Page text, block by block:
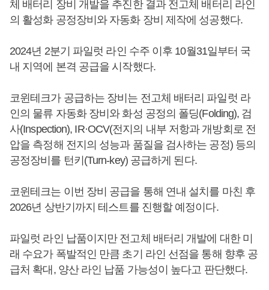
체 배터리 장비 개발을 추진한 결과 전고체 배터리 라인
의 활성화 공정장비와 자동화 장비 제작에 성공했다.
2024년 2분기 파일럿 라인 수주 이후 10월31일부터 국
내 지역에 본격 공급을 시작했다.
코윈테크가 공급하는 장비는 전고체 배터리 파일럿 라
인의 물류 자동화 장비와 화성 공정의 폴딩(Folding), 검
사(Inspection), IR·OCV(전지의 내부 저항과 개방회로 전
압을 측정해 전지의 성능과 품질을 검사하는 공정) 등의
공정장비를 턴키(Turn-key) 공급하게 된다.
코윈테크는 이번 장비 공급을 통해 연내 설치를 마친 후
2026년 상반기까지 테스트를 진행할 예정이다.
파일럿 라인 납품이지만 전고체 배터리 개발에 대한 미
래 수요가 폭발적인 만큼 초기 라인 선점을 통해 향후 공
급처 확대, 양산 라인 납품 가능성이 높다고 판단했다.